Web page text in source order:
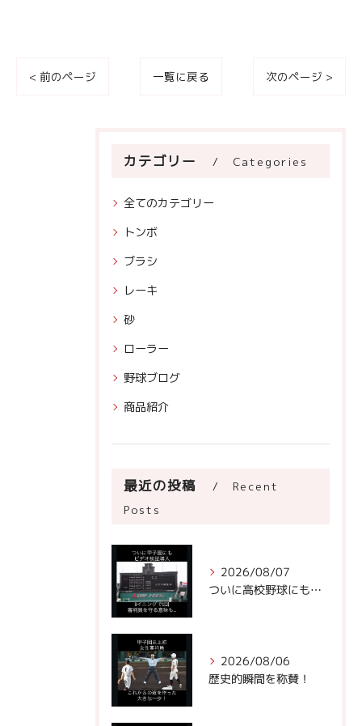
< 前のページ 一覧に戻る 次のページ >
カテゴリー Categories
全てのカテゴリー
トンボ
ブラシ
レーキ
砂
ローラー
野球ブログ
商品紹介
最近の投稿
Recent
Posts
2026/08/07
ついに高校野球にもビデオ判定が！
2026/08/06
歴史的瞬間を称賛！